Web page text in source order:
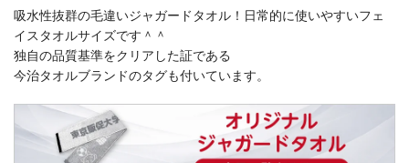
吸水性抜群の毛違いジャガードタオル！日常的に使いやすいフェ
イスタオルサイズです＾＾
独自の品質基準をクリアした証である
今治タオルブランドのタグも付いています。